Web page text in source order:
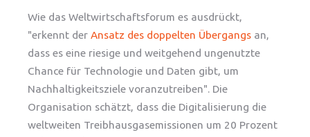
Wie das Weltwirtschaftsforum es ausdrückt,
"erkennt der Ansatz des doppelten Übergangs an,
dass es eine riesige und weitgehend ungenutzte
Chance für Technologie und Daten gibt, um
Nachhaltigkeitsziele voranzutreiben". Die
Organisation schätzt, dass die Digitalisierung die
weltweiten Treibhausgasemissionen um 20 Prozent